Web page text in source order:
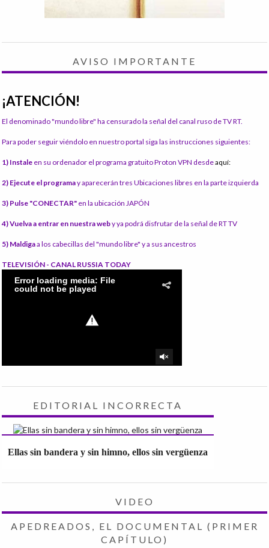
AVISO IMPORTANTE
¡ATENCIÓN!
El denominado "mundo libre" ha censurado la señal del canal ruso de TV RT.
Para poder seguir viéndolo en nuestro portal siga las instrucciones siguientes:
1) Instale en su ordenador el programa gratuito Proton VPN desdeaquí:
2) Ejecute el programay aparecerán tres Ubicaciones libres en la parte izquierda
3) Pulse "CONECTAR" en la ubicación JAPÓN
4) Vuelva a entrar en nuestra weby ya podrá disfrutar de la señal de RT TV
5) Maldigaa los cabecillas del "mundo libre" y a sus ancestros
TELEVISIÓN - CANAL RUSSIA TODAY
EDITORIAL INCORRECTA
Ellas sin bandera y sin himno, ellos sin vergüenza
VIDEO
APEDREADOS, EL DOCUMENTAL (PRIMER
CAPÍTULO)